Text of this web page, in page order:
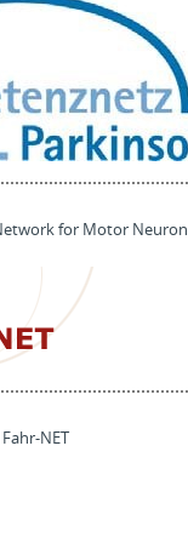
for Motor Neuron
NET